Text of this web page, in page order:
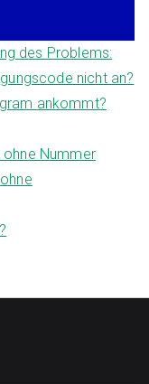
des Problems:
nicht an?
ankommt?
Nummer